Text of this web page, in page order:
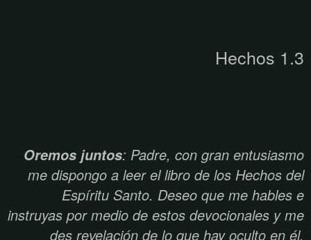
Hechos 1.3
Oremos juntos: Padre, con gran entusiasmo
me dispongo a leer el libro de los Hechos del
Espíritu Santo. Deseo que me hables e
instruyas por medio de estos devocionales y me
des revelación de lo que hay oculto en él.